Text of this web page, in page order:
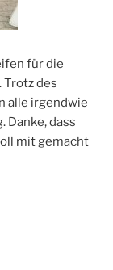
für die
Trotz des
alle irgendwie
Danke, dass
mit gemacht